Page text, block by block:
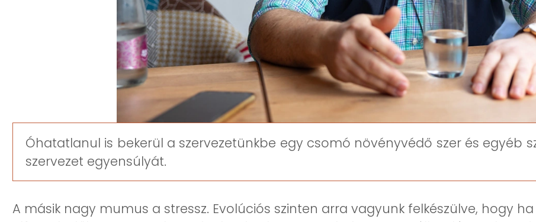
Óhatatlanul is bekerül a szervezetünkbe egy csomó növényvédő szer és egyéb
szervezet egyensúlyát.
A másik nagy mumus a stressz. Evolúciós szinten arra vagyunk felkészülve, hogy